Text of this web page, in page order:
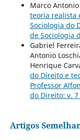
Marco
teoria realista
Sociologia do
de Sociologia
Gabriel
Antonio
Henrique
do Direito e
Professor
do Direito: v.
Artigos